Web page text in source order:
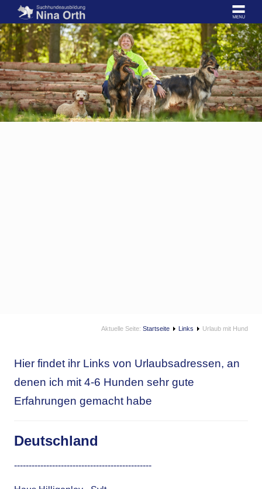
Aktuelle Seite: Startseite Links Urlaub mit Hund
Hier findet ihr Links von Urlaubsadressen, an
denen ich mit 4-6 Hunden sehr gute
Erfahrungen gemacht habe
Deutschland
-----------------------------------------------